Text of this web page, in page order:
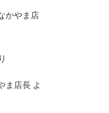
かやま店
ま店長 よ